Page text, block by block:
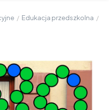
/ Edukacja przedszkolna /